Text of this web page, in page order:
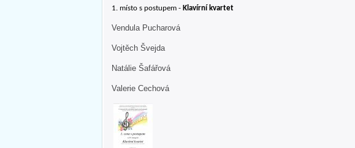
1. místo s postupem - Klavírní kvartet
Vendula Pucharová
Vojtěch Švejda
Natálie Šafářová
Valerie Cechová